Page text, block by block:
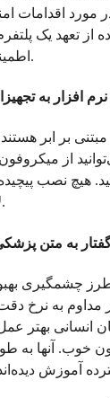
از تعهد یک
HIPAA اطمینان حاصل کنید.
نرم افزار به
بر ابر
از میکروفون
پشتیبانی IT لازم نیست.
گفتار به متن
چشمگیری
انسانی بهتر
خوب. آنها به